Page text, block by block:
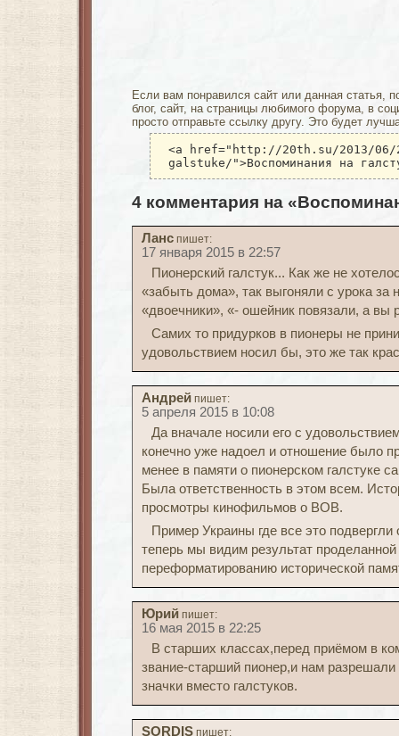
Если вам понравился сайт или данная статья,
блог, сайт, на страницы любимого форума, в
просто отправьте ссылку другу. Это будет
<a href="http://20th.su/2013/06/
galstuke/">Воспоминания на
4 комментария на
Ланс пишет:
17 января 2015 в 22:57
Пионерский галстук... Как же не
«забыть дома», так выгоняли с урока за
«двоечники», «- ошейник повязали, а вы
Самих то придурков в пионеры не
удовольствием носил бы, это же так
Андрей пишет:
5 апреля 2015 в 10:08
Да вначале носили его с
конечно уже надоел и отношение было
менее в памяти о пионерском галстуке
Была ответственность в этом всем.
просмотры кинофильмов о ВОВ.
Пример Украины где все это
теперь мы видим результат
переформатированию исторической
Юрий пишет:
16 мая 2015 в 22:25
В старших классах,перед приёмом в
звание-старший пионер,и нам разрешали
значки вместо галстуков.
SORDIS пишет: